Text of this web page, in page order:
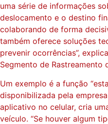
uma série de informações
deslocamento e o destino
colaborando de forma
também oferece soluções
prevenir ocorrências”,
Segmento de Rastreamento
Um exemplo é a função
disponibilizada pela
aplicativo no celular, cria
veículo. “Se houver algum